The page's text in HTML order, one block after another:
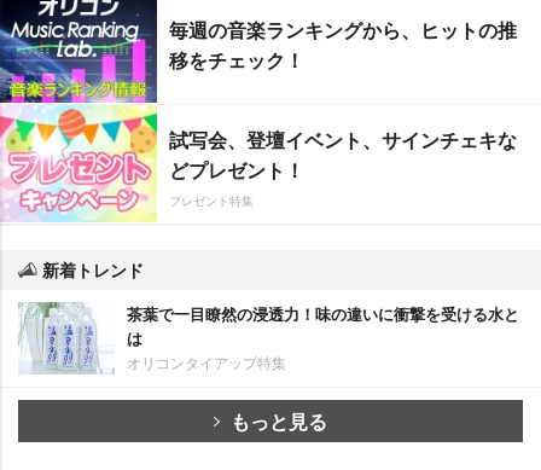
毎週の音楽ランキングから、ヒットの推
移をチェック！
試写会、登壇イベント、サインチェキな
どプレゼント！
プレゼント特集
新着トレンド
茶葉で一目瞭然の浸透力！味の違いに衝撃を受ける水と
は
オリコンタイアップ特集
もっと見る